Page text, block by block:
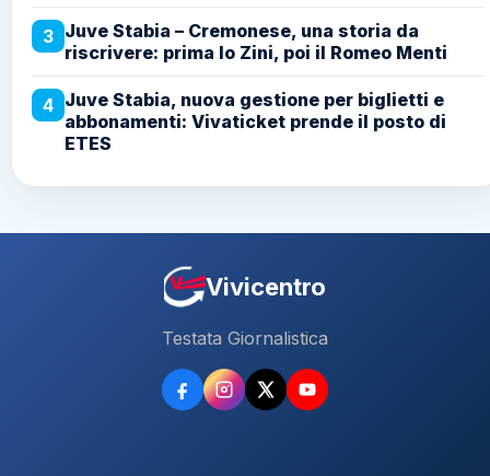
3 Juve Stabia – Cremonese, una storia da
riscrivere: prima lo Zini, poi il Romeo Menti
4 Juve Stabia, nuova gestione per biglietti e
abbonamenti: Vivaticket prende il posto di
ETES
Vivicentro
Testata Giornalistica